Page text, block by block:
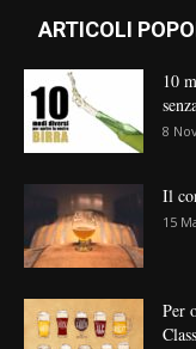
ARTICOLI
10
8
Il
15
Per